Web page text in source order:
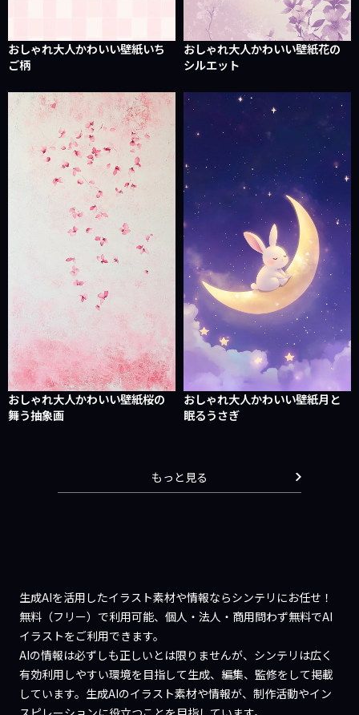
おしゃれ大人かわいい壁紙いち
ご柄
おしゃれ大人かわいい壁紙花の
シルエット
おしゃれ大人かわいい壁紙桜の
舞う抽象画
おしゃれ大人かわいい壁紙月と
眠るうさぎ
もっと見る
生成AIを活用したイラスト素材や情報ならシンテリにお任せ！
無料（フリー）で利用可能、個人・法人・商用問わず無料でAI
イラストをご利用できます。
AIの情報は必ずしも正しいとは限りませんが、シンテリは広く
有効利用しやすい環境を目指して生成、編集、監修をして掲載
しています。生成AIのイラスト素材や情報が、制作活動やイン